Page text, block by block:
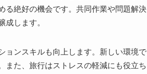
る絶好の機会です。共同作業や問題解
成します。
ョンスキルも向上します。新しい環境
また、旅行はストレスの軽減にも役立